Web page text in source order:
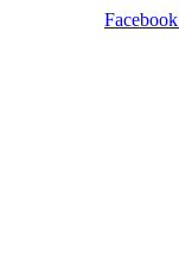
Facebook